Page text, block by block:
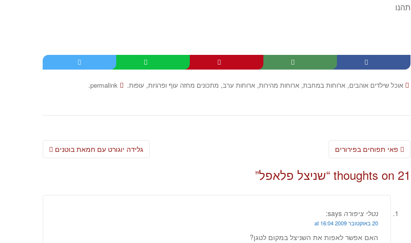
תהנו
אוכל שילדים אוהבים, ארוחות במחבת, ארוחות מהירות, ארוחות ערב, מתכונים מחזה עוף ופרגיות, עופות.
permalink
.
Post
גלידה יוגורט עם חמאת בוטנים
21 thoughts on “ שניצל פלאפל”
נטלי ציפורה says:
20 באוקטובר 2009 at 16:04
האם אפשר לאפות את השניצל במקום לטגן?